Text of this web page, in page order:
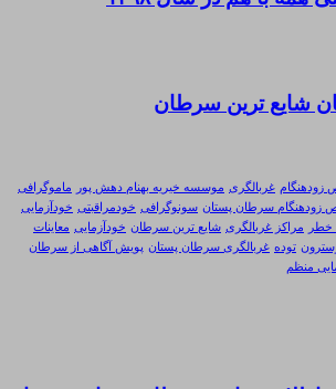
شایع ترین سرطان
زودهنگام غربالگری موسسه خیریه بهنام دهش پور
ماموگرافی
زودهنگام سرطان پستان سونوگرافی خودمراقبتی خودآزمایی
خطر مراکز غربالگری شایع ترین سرطان خودآزمایی معاینات
توده غربالگری سرطان پستان پویش آگاهی از سرطان
منظم